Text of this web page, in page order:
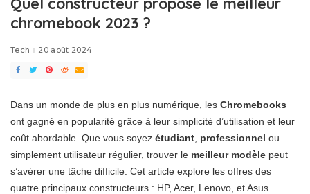
chromebook 2023 ?
Tech 20 août 2024
Dans un monde de plus en plus numérique, les Chromebooks
ont gagné en popularité grâce à leur simplicité d’utilisation et leur
coût abordable. Que vous soyez étudiant professionnel ou
simplement utilisateur régulier, trouver le meilleur modèle peut
s’avérer une tâche difficile. Cet article explore les offres des
quatre principaux constructeurs : HP, Acer, Lenovo, et Asus.